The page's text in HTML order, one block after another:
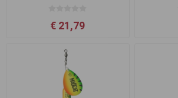
€ 21,79